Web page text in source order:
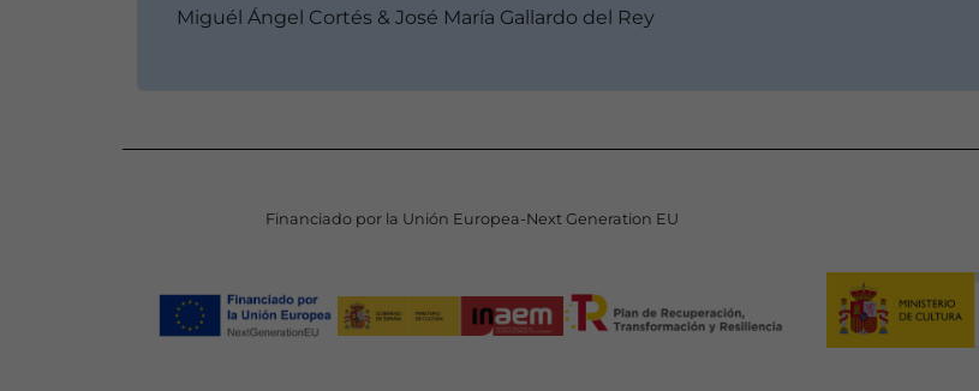
Miguél Ángel Cortés & José María Gallardo del Rey
Financiado por la Unión Europea-Next Generation EU